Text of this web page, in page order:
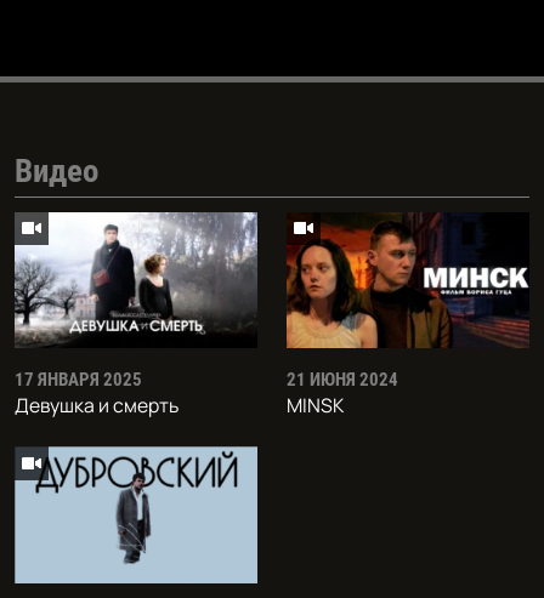
Видео
17 ЯНВАРЯ 2025
Девушка и смерть
21 ИЮНЯ 2024
MINSK